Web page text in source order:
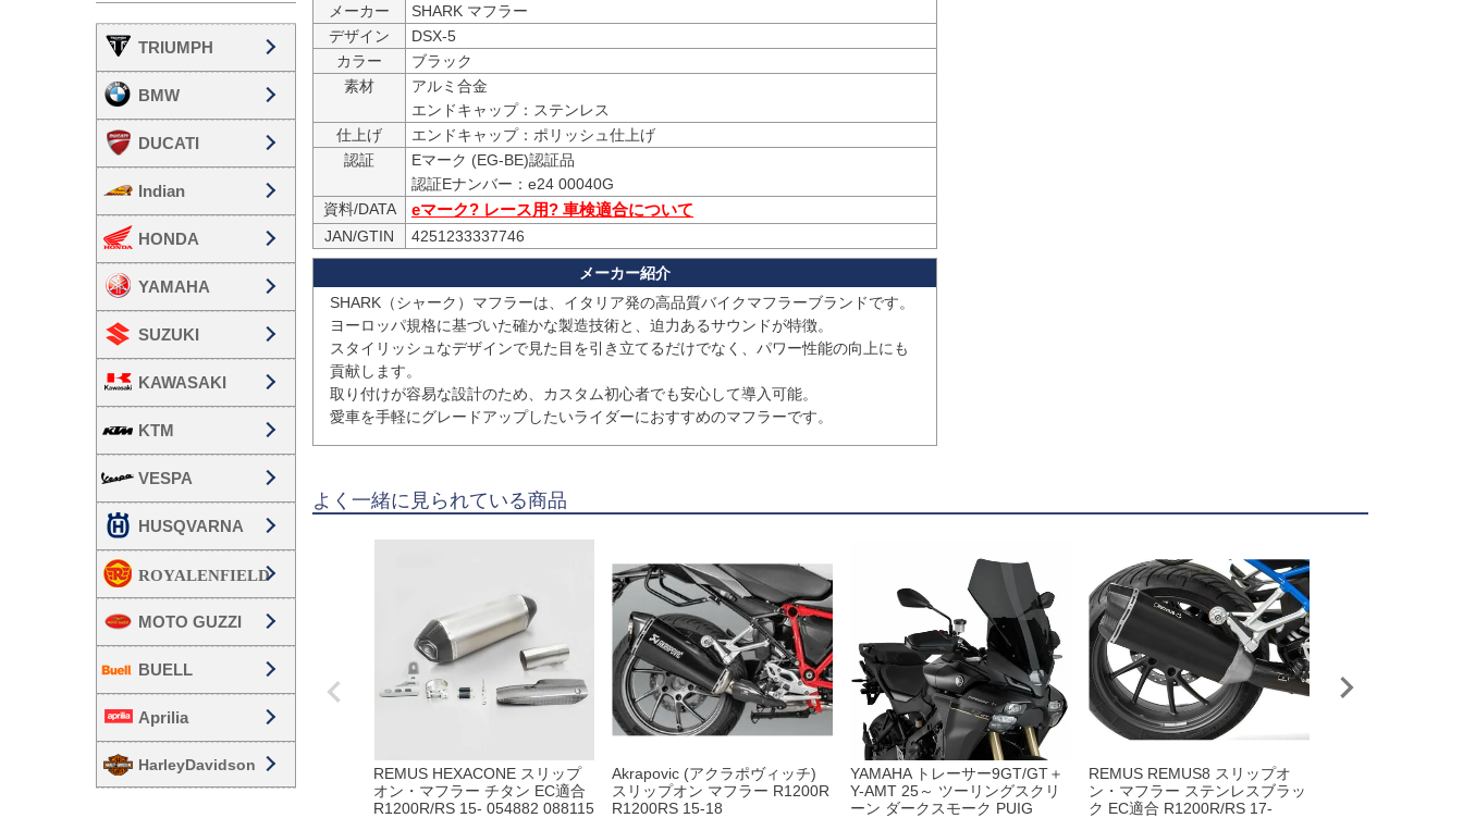
TRIUMPH
BMW
DUCATI
Indian
HONDA
YAMAHA
SUZUKI
KAWASAKI
KTM
VESPA
HUSQVARNA
MOTO GUZZI
BUELL
Aprilia
HarleyDavidson
メーカー
SHARK マフラー
デザイン
DSX-5
カラー
ブラック
素材
アルミ合金
エンドキャップ：ステンレス
仕上げ
エンドキャップ：ポリッシュ仕上げ
認証
Eマーク (EG-BE)認証品
資料/DATA
eマーク? レース用? 車検適合について
JAN/GTIN 4251233337746
SHARK（シャーク）マフラーは、イタリア発の高品質バイクマフラーブランドです。
ヨーロッパ規格に基づいた確かな製造技術と、迫力あるサウンドが特徴。
スタイリッシュなデザインで見た目を引き立てるだけでなく、パワー性能の向上にも
貢献します。
取り付けが容易な設計のため、カスタム初心者でも安心して導入可能。
愛車を手軽にグレードアップしたいライダーにおすすめのマフラーです。
よく一緒に見られている商品
REMUS HEXACONE スリップ
オン・マフラー チタン EC適合
R1200R/RS 15- 054882 088115
Akrapovic (アクラポヴィッチ)
スリップオン マフラー R1200R
R1200RS 15-18
YAMAHA トレーサー9GT/GT＋
Y-AMT 25～ ツーリングスクリ
ーン ダークスモーク PUIG
REMUS REMUS8 スリップオ
ン・マフラー ステンレスブラッ
ク EC適合 R1200R/RS 17-